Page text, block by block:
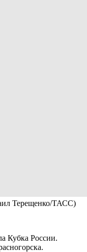
Терещенко/ТАСС)
Кубка России.